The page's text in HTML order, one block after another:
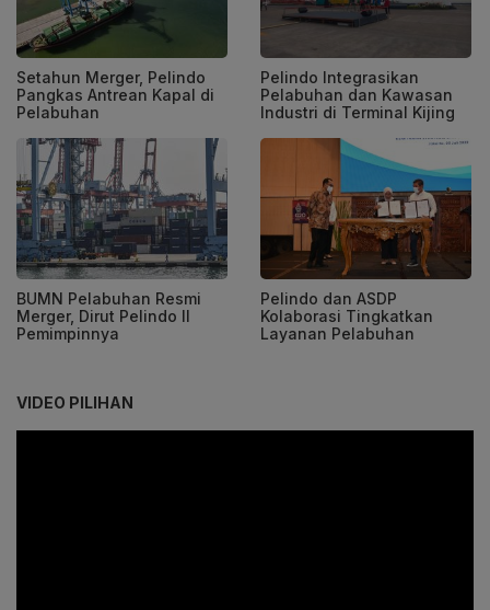
Setahun Merger, Pelindo
Pangkas Antrean Kapal di
Pelabuhan
Pelindo Integrasikan
Pelabuhan dan Kawasan
Industri di Terminal Kijing
BUMN Pelabuhan Resmi
Merger, Dirut Pelindo II
Pemimpinnya
Pelindo dan ASDP
Kolaborasi Tingkatkan
Layanan Pelabuhan
VIDEO PILIHAN